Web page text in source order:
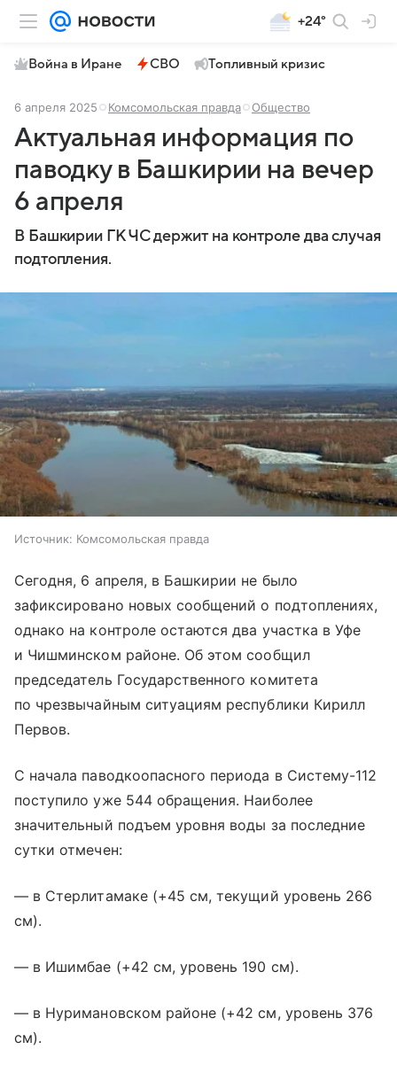
+24°
Война в Иране СВО Топливный кризис
6 апреля 2025 Комсомольская правда Общество
Актуальная информация по
паводку в Башкирии на вечер
6 апреля
В Башкирии ГК ЧС держит на контроле два случая
подтопления.
Источник: Комсомольская правда
Сегодня, 6 апреля, в Башкирии не было
зафиксировано новых сообщений о подтоплениях,
однако на контроле остаются два участка в Уфе
и Чишминском районе. Об этом сообщил
председатель Государственного комитета
по чрезвычайным ситуациям республики Кирилл
Первов.
С начала паводкоопасного периода в Систему-112
поступило уже 544 обращения. Наиболее
значительный подъем уровня воды за последние
сутки отмечен:
— в Стерлитамаке (+45 см, текущий уровень 266
см).
— в Ишимбае (+42 см, уровень 190 см).
— в Нуримановском районе (+42 см, уровень 376
см).